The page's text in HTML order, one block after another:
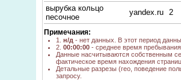
вырубка кольцо
песочное
yandex.ru 2
Примечания:
1. н/д - нет данных. В этот период
2. 00:00:00 - среднее время
Данные насчитываются собственным
фактическое время нахождения
Детальные разрезы (гео, поведение
запросу.